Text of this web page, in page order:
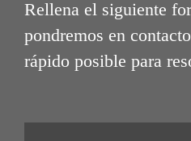
Rellena el siguiente
pondremos en
rápido posible para